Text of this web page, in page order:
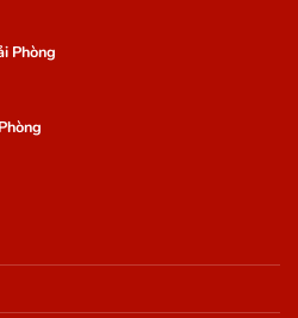
Phòng